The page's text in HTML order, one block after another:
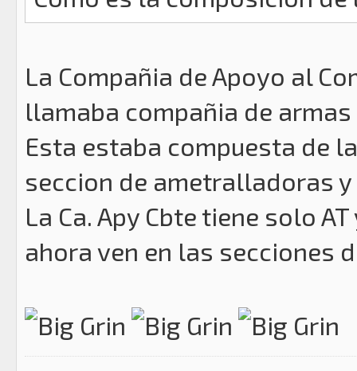
La Compañia de Apoyo al
llamaba compañia de
Esta estaba compuesta de
seccion de ametralladoras
La Ca. Apy Cbte tiene solo
ahora ven en las secciones